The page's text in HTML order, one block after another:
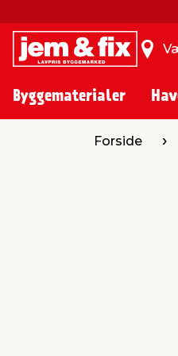
Byggematerialer
Forside